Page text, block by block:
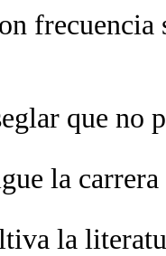
que
la
la